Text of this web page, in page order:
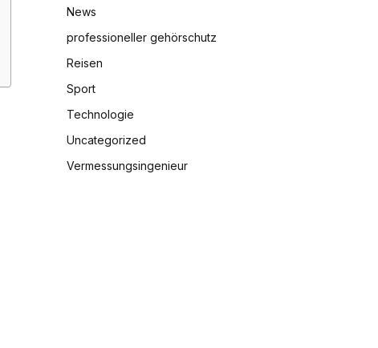
News
professioneller gehörschutz
Reisen
Sport
Technologie
Uncategorized
Vermessungsingenieur